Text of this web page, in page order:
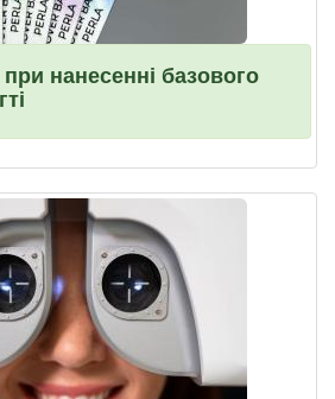
нанесенні базового